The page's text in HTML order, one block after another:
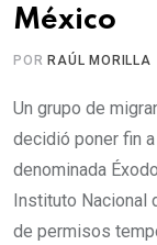
México
PORRAÚL MORILLA
Un grupo de
decidió poner fin
denominada
Instituto Nacional
de permisos